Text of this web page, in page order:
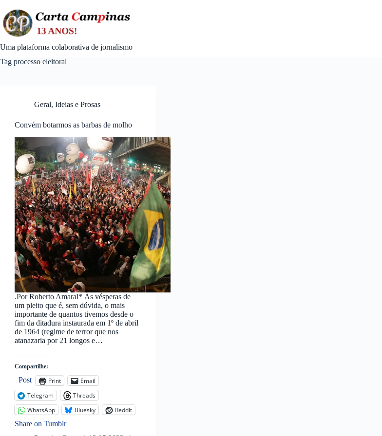
content
Uma plataforma colaborativa de jornalismo
Tag processo eleitoral
Geral, Ideias e Prosas
Convém botarmos as barbas de molho
.Por Roberto Amaral* Às vésperas de
um pleito que é, sem dúvida, o mais
importante de quantos tivemos desde o
fim da ditadura instaurada em 1º de abril
de 1964 (regime de terror que nos
atanazaria por 21 longos e…
Compartilhe:
Post Print
Email
Telegram
Threads
WhatsApp
Bluesky
Reddit
Share on Tumblr